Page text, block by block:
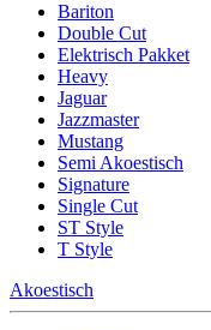
Bariton
Double Cut
Elektrisch Pakket
Heavy
Jaguar
Jazzmaster
Mustang
Semi Akoestisch
Signature
Single Cut
ST Style
T Style
Akoestisch